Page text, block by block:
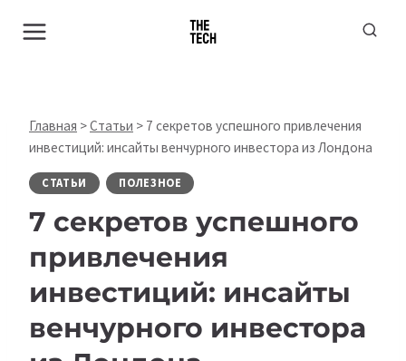
Главная >Статьи > 7 секретов успешного привлечения
инвестиций: инсайты венчурного инвестора из Лондона
СТАТЬИ ПОЛЕЗНОЕ
7 секретов успешного
привлечения
инвестиций: инсайты
венчурного инвестора